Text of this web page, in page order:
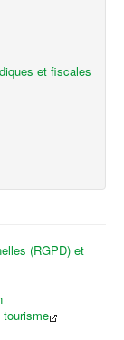
et fiscales
(RGPD) et